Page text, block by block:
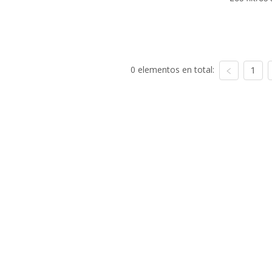
0 elementos en total: 1